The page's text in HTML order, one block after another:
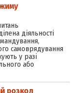
діяльності
самоврядування
у разі
або
розкол